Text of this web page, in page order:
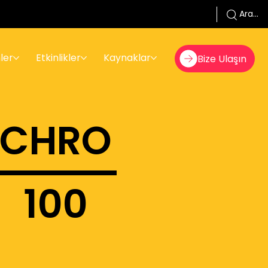
Etkinlikler Kaynaklar Bize Ulaşın
Ara...
CHRO
100